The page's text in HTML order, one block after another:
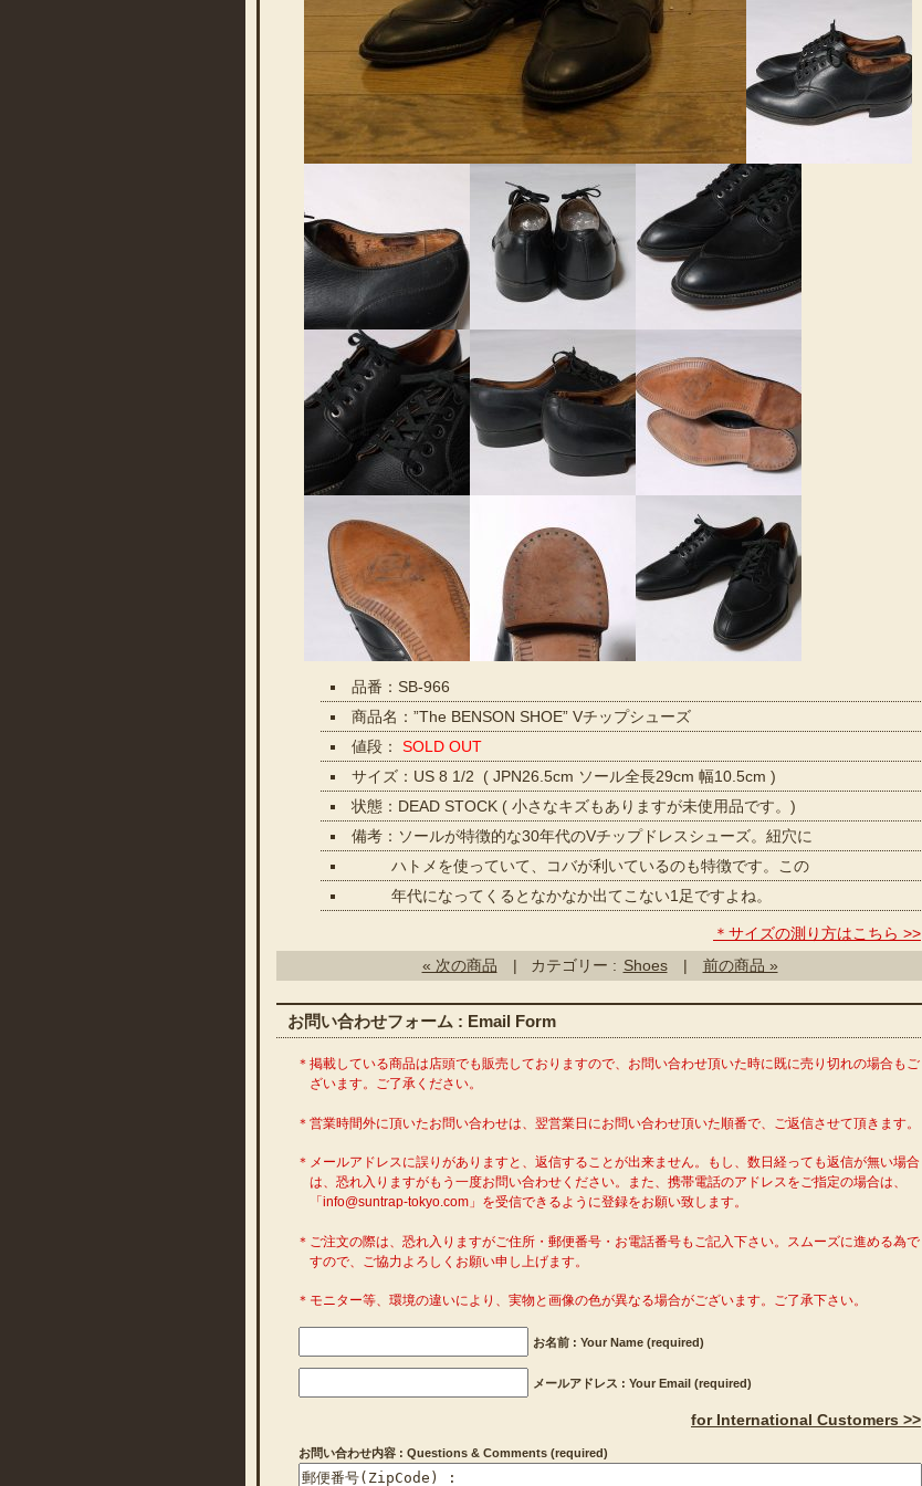
品番：SB-966
商品名：”The BENSON SHOE” Vチップシューズ
値段： SOLD OUT
サイズ：US 8 1/2 ( JPN26.5cm ソール全長29cm 幅10.5cm )
状態：DEAD STOCK ( 小さなキズもありますが未使用品です。)
備考：ソールが特徴的な30年代のVチップドレスシューズ。紐穴に
ハトメを使っていて、コバが利いているのも特徴です。この
年代になってくるとなかなか出てこない1足ですよね。
＊サイズの測り方はこちら >>
« 次の商品
| カテゴリー : Shoes | 前の商品 »
お問い合わせフォーム : Email Form
＊掲載している商品は店頭でも販売しておりますので、お問い合わせ頂いた時に既に売り切れの場合もご
ざいます。ご了承ください。
＊営業時間外に頂いたお問い合わせは、翌営業日にお問い合わせ頂いた順番で、ご返信させて頂きます。
＊メールアドレスに誤りがありますと、返信することが出来ません。もし、数日経っても返信が無い場合
は、恐れ入りますがもう一度お問い合わせください。また、携帯電話のアドレスをご指定の場合は、
「info@suntrap-tokyo.com」を受信できるように登録をお願い致します。
＊ご注文の際は、恐れ入りますがご住所・郵便番号・お電話番号もご記入下さい。スムーズに進める為で
すので、ご協力よろしくお願い申し上げます。
＊モニター等、環境の違いにより、実物と画像の色が異なる場合がございます。ご了承下さい。
お名前 : Your Name (required)
メールアドレス : Your Email (required)
for International Customers >>
お問い合わせ内容 : Questions & Comments (required)